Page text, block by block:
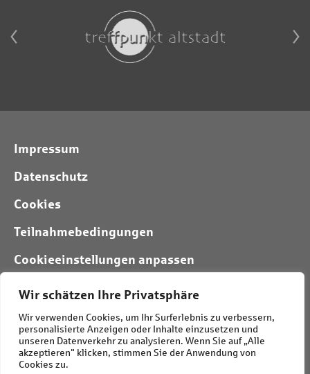
Wir schätzen Ihre Privatsphäre
Wir verwenden Cookies, um Ihr Surferlebnis zu verbessern,
personalisierte Anzeigen oder Inhalte einzusetzen und
unseren Datenverkehr zu analysieren. Wenn Sie auf „Alle
akzeptieren" klicken, stimmen Sie der Anwendung von
Cookies zu.
Impressum
Datenschutz
Cookies
Teilnahmebedingungen
Cookieeinstellungen anpassen